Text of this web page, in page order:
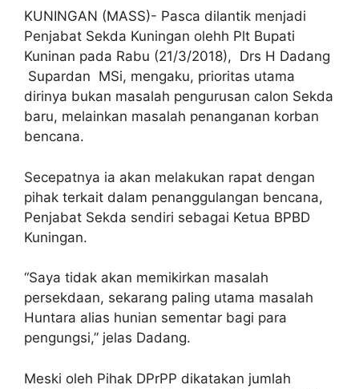
KUNINGAN (MASS)- Pasca dilantik menjadi
Penjabat Sekda Kuningan olehh Plt Bupati
Kuninan pada Rabu (21/3/2018), Drs H Dadang
Supardan MSi, mengaku, prioritas utama
dirinya bukan masalah pengurusan calon Sekda
baru, melainkan masalah penanganan korban
bencana.
Secepatnya ia akan melakukan rapat dengan
pihak terkait dalam penanggulangan bencana,
Penjabat Sekda sendiri sebagai Ketua BPBD
Kuningan.
“Saya tidak akan memikirkan masalah
persekdaan, sekarang paling utama masalah
Huntara alias hunian sementar bagi para
pengungsi,” jelas Dadang.
Meski oleh Pihak DPrPP dikatakan jumlah